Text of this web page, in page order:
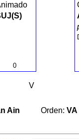
0
V
Ain Orden: VA